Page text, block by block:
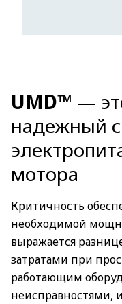
UMD™ —
надежный
мотора
Критичность
необходимой
выражается
затратами при
работающим
неисправностями,